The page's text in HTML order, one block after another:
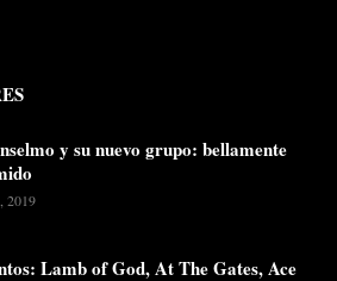
y su nuevo grupo: bellamente
2019
Lamb of God, At The Gates, Ace